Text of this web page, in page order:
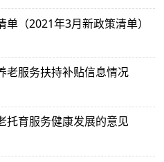
（2021年3月新政策清单）
老服务扶持补贴信息情况
托育服务健康发展的意见